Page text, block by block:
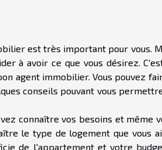
est très important pour vous.
à avoir ce que vous désirez.
agent immobilier. Vous pouvez
conseils pouvant vous
connaître vos besoins et même
le type de logement que vous
de l'appartement et votre